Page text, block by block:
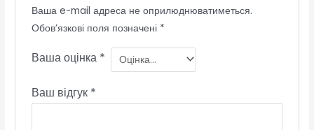
Ваша e-mail адреса не оприлюднюватиметься.
Обов’язкові поля позначені *
Ваша оцінка *
Ваш відгук *